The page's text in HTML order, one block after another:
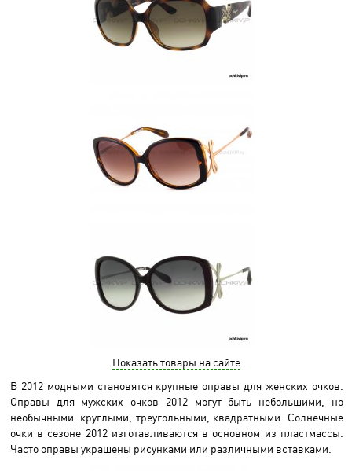
Показать товары на сайте
В 2012 модными становятся крупные оправы для женских очков.
Оправы для мужских очков 2012 могут быть небольшими, но
необычными: круглыми, треугольными, квадратными. Солнечные
очки в сезоне 2012 изготавливаются в основном из пластмассы.
Часто оправы украшены рисунками или различными вставками.